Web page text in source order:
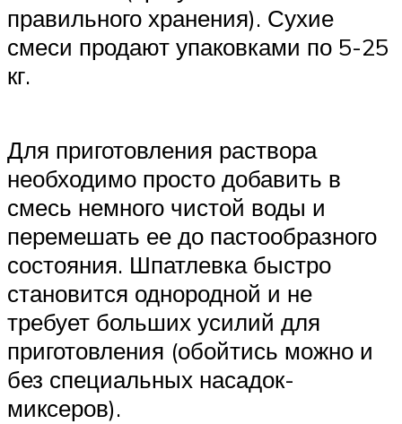
правильного хранения). Сухие
смеси продают упаковками по 5-25
кг.
Для приготовления раствора
необходимо просто добавить в
смесь немного чистой воды и
перемешать ее до пастообразного
состояния. Шпатлевка быстро
становится однородной и не
требует больших усилий для
приготовления (обойтись можно и
без специальных насадок-
миксеров).